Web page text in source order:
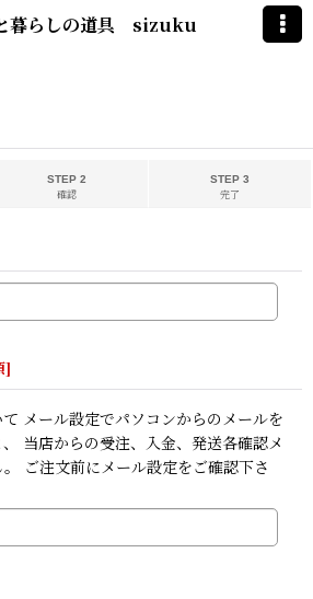
暮らしの道具 sizuku
STEP 2
確認
STEP 3
完了
]
メール設定でパソコンからのメールを
当店からの受注、入金、発送各確認メ
ご注文前にメール設定をご確認下さ